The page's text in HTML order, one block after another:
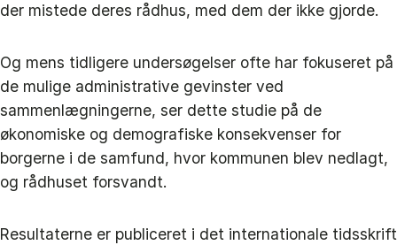
der mistede deres rådhus, med dem der ikke gjorde.
Og mens tidligere undersøgelser ofte har fokuseret på
de mulige administrative gevinster ved
sammenlægningerne, ser dette studie på de
økonomiske og demografiske konsekvenser for
borgerne i de samfund, hvor kommunen blev nedlagt,
og rådhuset forsvandt.
Resultaterne er publiceret i det internationale tidsskrift